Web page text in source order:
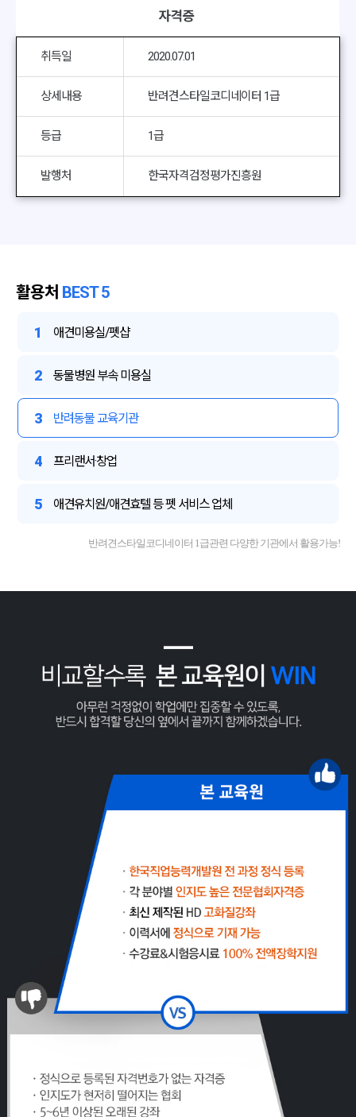
취득일 2020.07.01
상세내용 반려견스타일코디네이터 1급
등급 1급
발행처 한국자격검정평가진흥원
활용처 BEST 5
1 애견미용실/펫샵
2 동물병원 부속 미용실
3 반려동물 교육기관
4 프리랜서·창업
5 애견유치원/애견효텔 등 펫 서비스 업체
반려견스타일코디네이터 1급관련 다양한 기관에서 활용가능!